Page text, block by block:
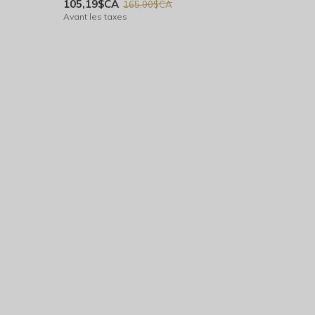
105,19$CA 165,00$CA
Avant les taxes